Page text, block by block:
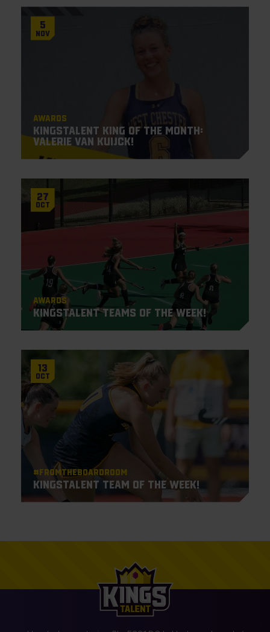
5
Nov
Awards
KingsTalent King of the Month:
Valerie van Kuijck!
27
Oct
Awards
KingsTalent Teams of the Week!
13
Oct
#Fromtheboardroom
KingsTalent Team of the Week!